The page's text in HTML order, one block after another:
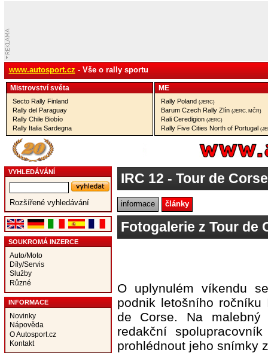
www.autosport.cz - Vše o rally sportu
Mistrovství­ světa
Secto Rally Finland
Rally del Paraguay
Rally Chile Biobío
Rally Italia Sardegna
ME
Rally Poland (JERC)
Barum Czech Rally Zlín (JERC, MČR)
Rali Ceredigion (JERC)
Rally Five Cities North of Portugal
VYHLEDÁVÁNÍ
Rozšířené vyhledávání
SOUKROMÁ INZERCE
Auto/Moto
Díly/Servis
Služby
Různé
INFORMACE
Novinky
Nápověda
O Autosport.cz
Kontakt
IRC 12 - Tour de
informace články
Fotogalerie z Tour de
O uplynulém víkendu
podnik letošního ročníku
de Corse. Na
redakční
prohlédnout jeho snímky